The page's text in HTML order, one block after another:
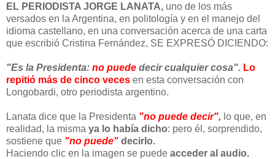
EL PERIODISTA JORGE LANATA, uno de los más
versados en la Argentina, en politología y en el manejo del
idioma castellano, en una conversación acerca de una carta
que escribió Cristina Fernández, SE EXPRESÓ DICIENDO:
"Es la Presidenta: no puede decir cualquier cosa". Lo
repitió más de cinco veces en esta conversación con
Longobardi, otro periodista argentino.
Lanata dice que la Presidenta "no puede decir", lo que, en
realidad, la misma ya lo había dicho: pero él, sorprendido,
sostiene que "no puede" decirlo.
Haciendo clic en la imagen se puede acceder al audio.